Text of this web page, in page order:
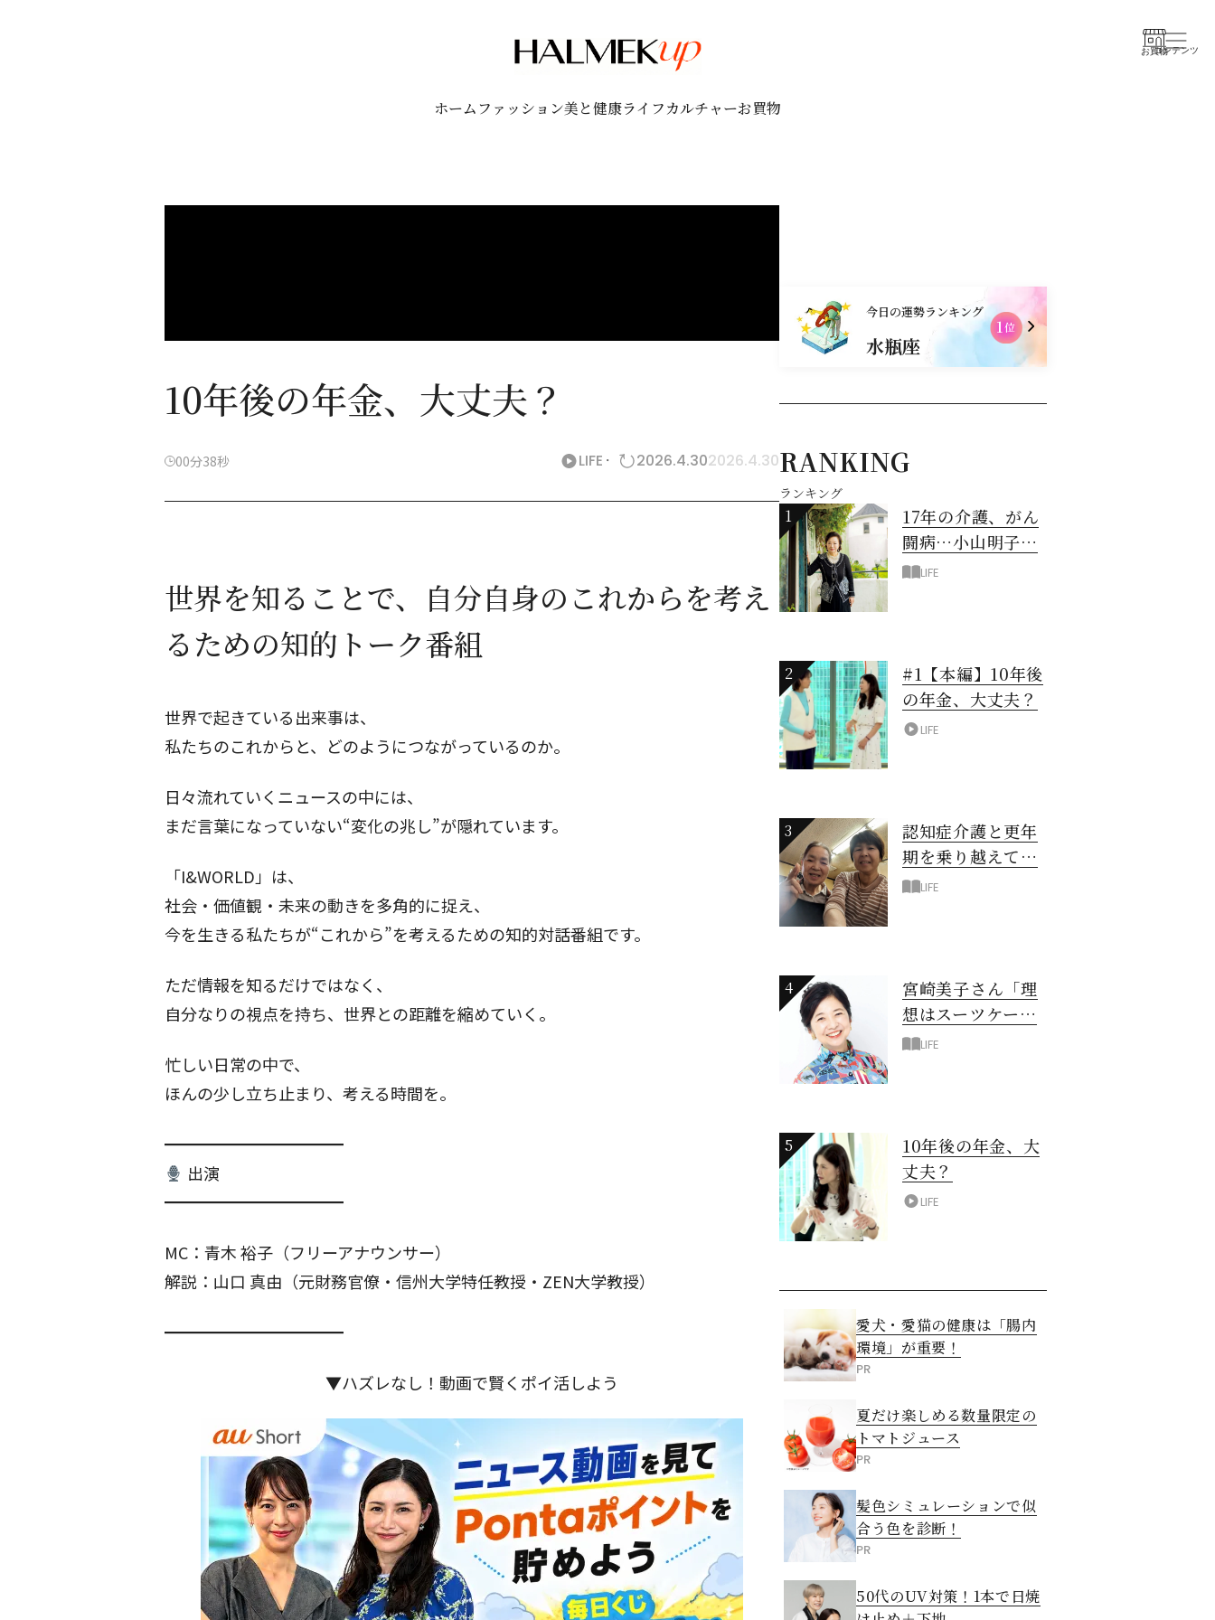
お買物コンテンツ
ホーム ファッション美と健康ライフカルチャーお買物
10年後の年金、大丈夫？
00分38秒 LIFE 2026.4.302026.4.30
世界を知ることで、自分自身のこれからを考え
るための知的トーク番組
世界で起きている出来事は、
私たちのこれからと、どのようにつながっているのか。
日々流れていくニュースの中には、
まだ言葉になっていない“変化の兆し”が隠れています。
「I&WORLD」は、
社会・価値観・未来の動きを多角的に捉え、
今を生きる私たちが“これから”を考えるための知的対話番組です。
ただ情報を知るだけではなく、
自分なりの視点を持ち、世界との距離を縮めていく。
忙しい日常の中で、
ほんの少し立ち止まり、考える時間を。
━━━━━━━━━━━
出演
━━━━━━━━━━━
MC：青木 裕子（フリーアナウンサー）
解説：山口 真由（元財務官僚・信州大学特任教授・ZEN大学教授）
━━━━━━━━━━━
▼ハズレなし！動画で賢くポイ活しよう
今日の運勢ランキング
水瓶座
1位
RANKING
ランキング
1
17年の介護、がん
闘病…小山明子さ
ん「今満たされて
LIFE
2
#1【本編】10年後
の年金、大丈夫？
LIFE
3
認知症介護と更年
期を乗り越えて！
6年の「通い介
LIFE
4
宮崎美子さん「理
想はスーツケース
一つでどこへでも
LIFE
5
10年後の年金、大
丈夫？
LIFE
愛犬・愛猫の健康は「腸内
環境」が重要！
PR
夏だけ楽しめる数量限定の
トマトジュース
PR
髪色シミュレーションで似
合う色を診断！
PR
50代のUV対策！1本で日焼